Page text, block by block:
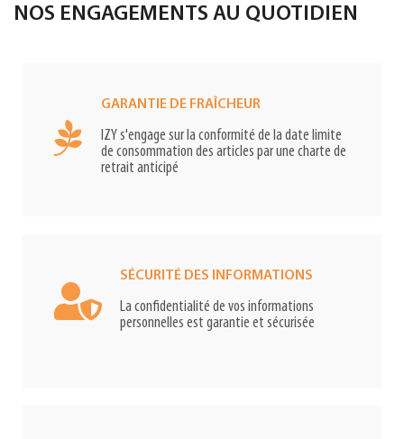
NOS ENGAGEMENTS AU QUOTIDIEN
GARANTIE DE FRAÎCHEUR
IZY s'engage sur la conformité de la date limite
de consommation des articles par une charte de
retrait anticipé
SÉCURITÉ DES INFORMATIONS
La confidentialité de vos informations
personnelles est garantie et sécurisée